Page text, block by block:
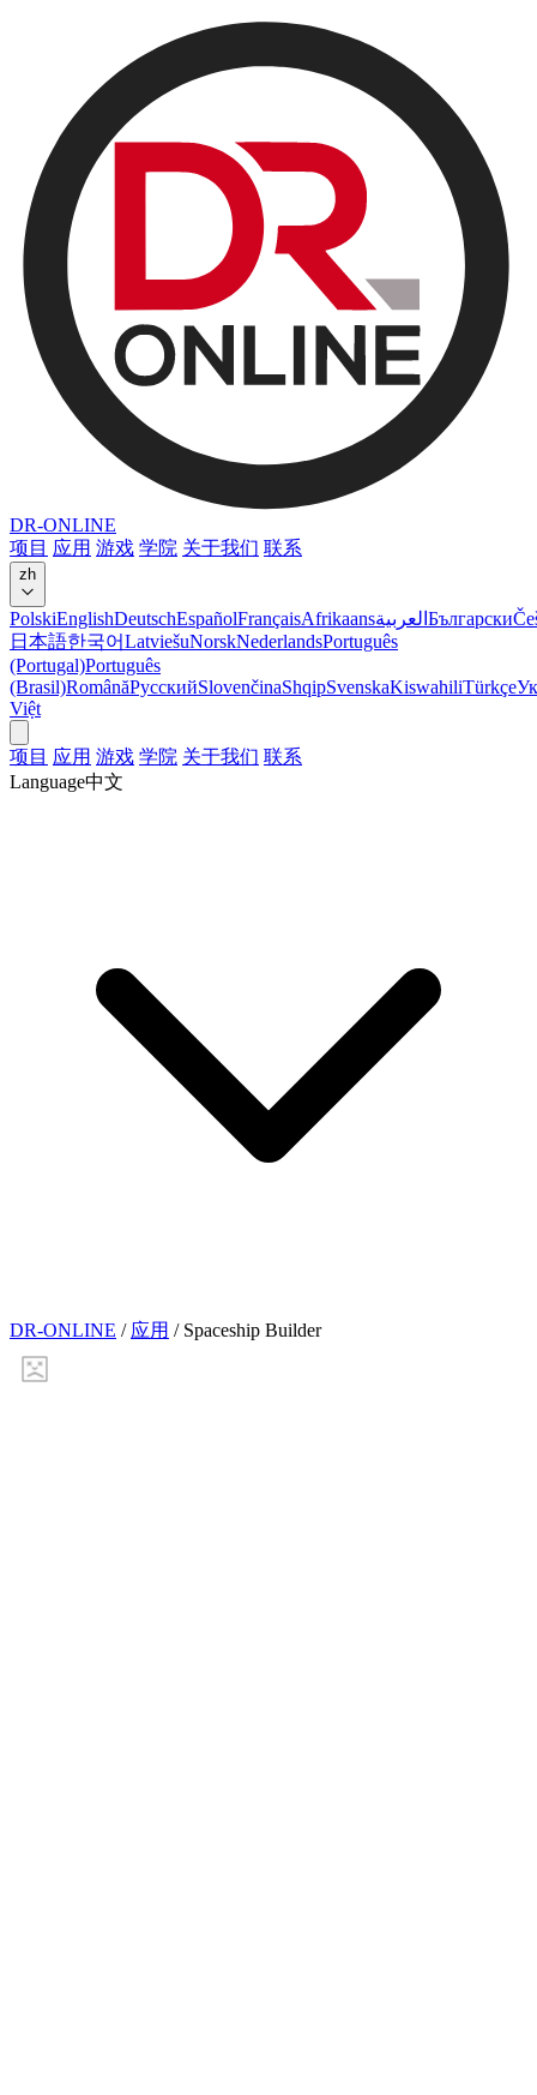
DR-ONLINE
项目 应用 游戏 学院 关于我们 联系
zh
PolskiEnglishDeutschEspañolFrançaisAfrikaansالعربية Български
日本語한국어LatviešuNorskNederlandsPortuguês
(Portugal)Português
(Brasil)RomânăРусскийSlovenčinaShqipSvenskaKiswahiliTürkçe
Việt
项目 应用 游戏 学院 关于我们 联系
Language中文
DR-ONLINE / 应用 / Spaceship Builder